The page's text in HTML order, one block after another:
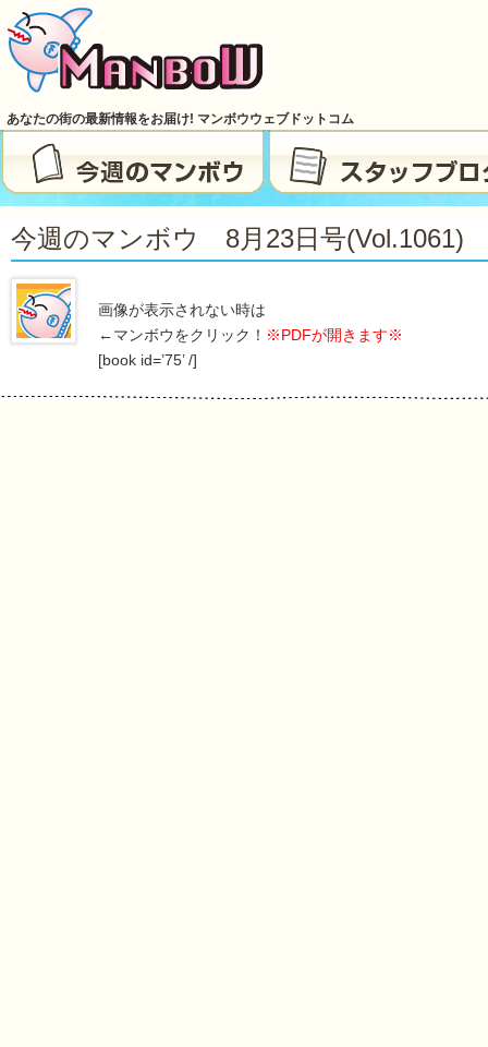
あなたの街の最新情報をお届け! マンボウウェブドットコム
今週のマンボウ 8月23日号(vol.1061)
画像が表示されない時は
←マンボウをクリック！ ※PDFが開きます※
[book id=’75’ /]